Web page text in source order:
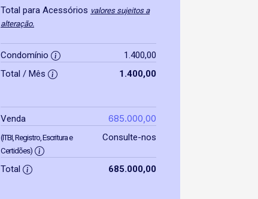
Total para Acessórios valores sujeitos a
alteração.
Condomínio
1.400,00
Total / Mês
1.400,00
Venda 685.000,00
(ITBI, Registro, Escritura e
Certidões)
Consulte-nos
Total 685.000,00